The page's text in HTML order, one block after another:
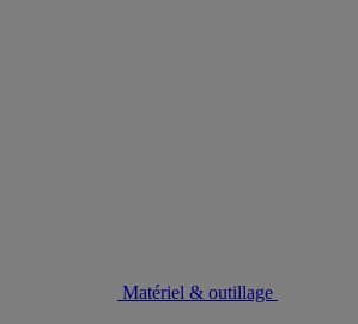
Matériel & outillage